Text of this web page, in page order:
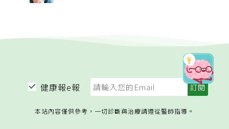
健康報e報
本站內容僅供參考，一切診斷與治療請遵從醫師指導。